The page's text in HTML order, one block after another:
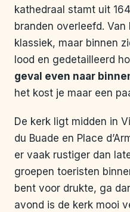
kathedraal stamt uit
branden overleefd.
klassiek, maar binnen
lood en gedetailleerd
geval even naar
het kost je maar een
De kerk ligt midden in
du Buade en Place
er vaak rustiger dan
groepen toeristen
bent voor drukte, ga
avond is de kerk mooi